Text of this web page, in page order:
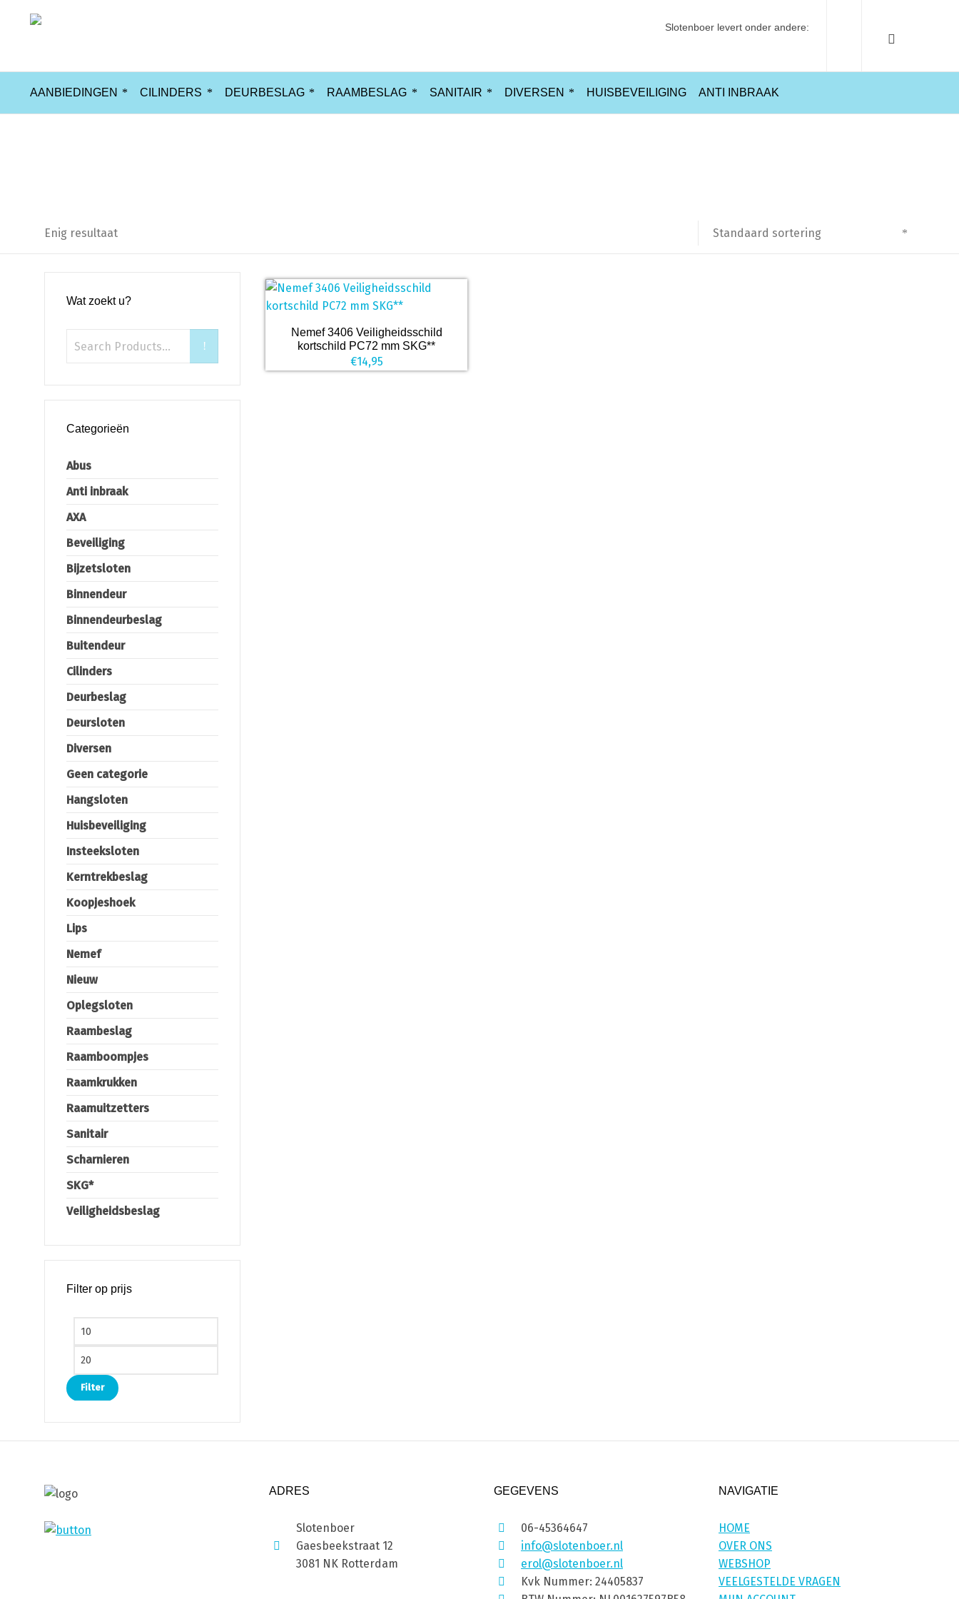
Slotenboer levert onder andere:
AANBIEDINGEN CILINDERS DEURBESLAG RAAMBESLAG SANITAIR DIVERSEN HUISBEVEILIGING ANTI INBRAAK
Enig resultaat Standaard sortering
Nemef 3406 Veiligheidsschild
kortschild PC72 mm SKG**
€14,95
Wat zoekt u?
Categorieën
Abus
Anti inbraak
AXA
Beveiliging
Bijzetsloten
Binnendeur
Binnendeurbeslag
Buitendeur
Cilinders
Deurbeslag
Deursloten
Diversen
Geen categorie
Hangsloten
Huisbeveiliging
Insteeksloten
Kerntrekbeslag
Koopjeshoek
Lips
Nemef
Nieuw
Oplegsloten
Raambeslag
Raamboompjes
Raamkrukken
Raamuitzetters
Sanitair
Scharnieren
SKG*
Veiligheidsbeslag
Filter op prijs
Min. prijs
Filter
ADRES
Slotenboer
Gaesbeekstraat 12
3081 NK Rotterdam
GEGEVENS
06-45364647
info@slotenboer.nl
erol@slotenboer.nl
Kvk Nummer: 24405837
NAVIGATIE
HOME
OVER ONS
WEBSHOP
VEELGESTELDE VRAGEN